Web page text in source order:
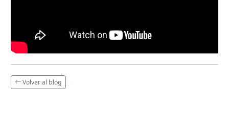
Volver al blog